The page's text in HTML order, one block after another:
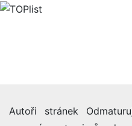
Autoři stránek